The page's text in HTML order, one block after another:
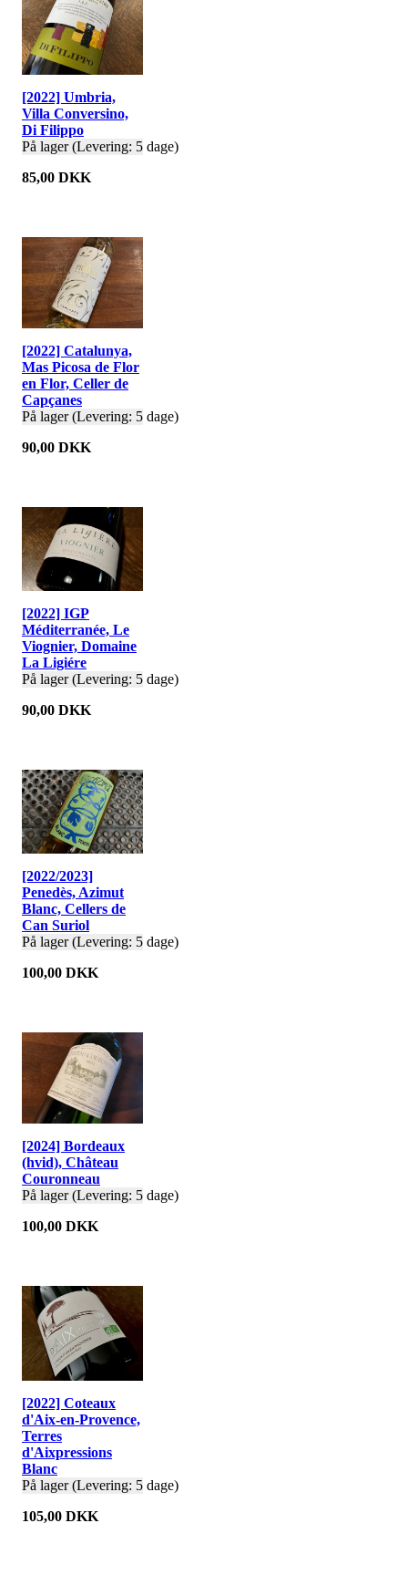
[2022] Umbria,
Villa Conversino,
Di Filippo
På lager (Levering: 5 dage)
85,00 DKK
[2022] Catalunya,
Mas Picosa de Flor
en Flor, Celler de
Capçanes
På lager (Levering: 5 dage)
90,00 DKK
[2022] IGP
Méditerranée, Le
Viognier, Domaine
La Ligiére
På lager (Levering: 5 dage)
90,00 DKK
[2022/2023]
Penedès, Azimut
Blanc, Cellers de
Can Suriol
På lager (Levering: 5 dage)
100,00 DKK
[2024] Bordeaux
(hvid), Château
Couronneau
På lager (Levering: 5 dage)
100,00 DKK
[2022] Coteaux
d'Aix-en-Provence,
Terres
d'Aixpressions
Blanc
På lager (Levering: 5 dage)
105,00 DKK